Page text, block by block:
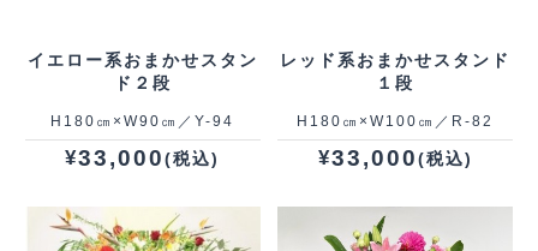
イエロー系おまかせスタン
ド２段
H180㎝×W90㎝／Y-94
¥33,000(税込)
レッド系おまかせスタンド
１段
H180㎝×W100㎝／R-82
¥33,000(税込)